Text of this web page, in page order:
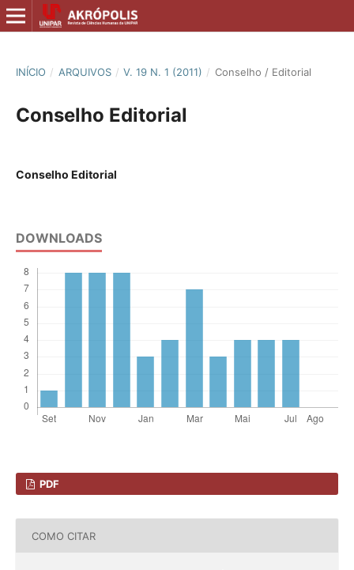
INÍCIO / ARQUIVOS / V. 19 N. 1 (2011) / Conselho / Editorial
Conselho Editorial
Conselho Editorial
DOWNLOADS
PDF
COMO CITAR